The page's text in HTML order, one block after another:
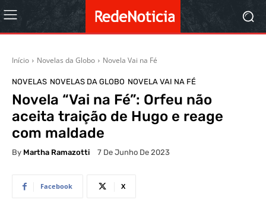
Início Novelas da Globo Novela Vai na Fé
NOVELAS NOVELAS DA GLOBO NOVELA VAI NA FÉ
Novela “Vai na Fé”: Orfeu não
aceita traição de Hugo e reage
com maldade
By Martha Ramazotti 7 De Junho De 2023
Facebook X